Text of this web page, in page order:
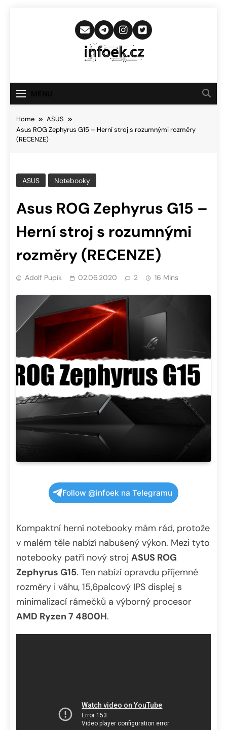
Infoek.cz
Novinkám
Home
ASUS
Asus ROG Zephyrus G15 – Herní stroj s rozumnými rozměry
(RECENZE)
ASUS Notebooky
Asus ROG Zephyrus G15 –
Herní stroj s rozumnými
rozměry (RECENZE)
Adolf Pupík 02.06.2020 2 16 Mins
Follow @infoek na Telegramu
Kompaktní herní notebooky mám rád, protože
v malém těle nabízí nabušený výkon. Mezi tyto
notebooky patří nový stroj ASUS ROG
Zephyrus G15. Ten nabízí opravdu příjemné
rozměry i váhu, 15,6palcový IPS displej s
minimalizací rámečků a výborný procesor
AMD Ryzen 7 4800H.